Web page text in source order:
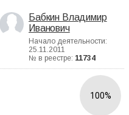
Бабкин Владимир
Иванович
Начало деятельности:
25.11.2011
№ в реестре: 11734
100%